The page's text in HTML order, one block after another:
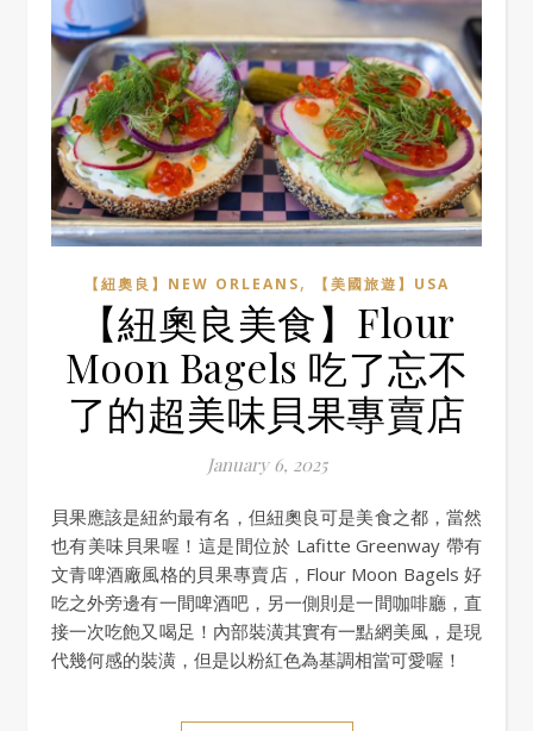
【紐奧良】NEW ORLEANS, 【美國旅遊】USA
【紐奧良美食】Flour
Moon Bagels 吃了忘不
了的超美味貝果專賣店
January 6, 2025
貝果應該是紐約最有名，但紐奧良可是美食之都，當然
也有美味貝果喔！這是間位於 Lafitte Greenway 帶有
文青啤酒廠風格的貝果專賣店，Flour Moon Bagels 好
吃之外旁邊有一間啤酒吧，另一側則是一間咖啡廳，直
接一次吃飽又喝足！內部裝潢其實有一點網美風，是現
代幾何感的裝潢，但是以粉紅色為基調相當可愛喔！